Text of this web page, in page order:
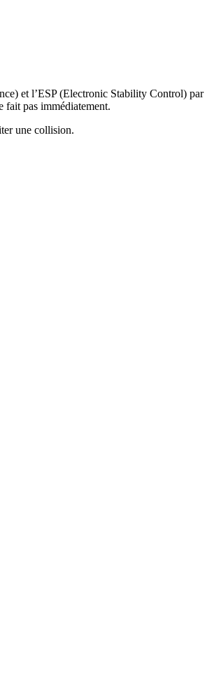
et l’ESP (Electronic Stability Control) par
fait pas immédiatement.
une collision.